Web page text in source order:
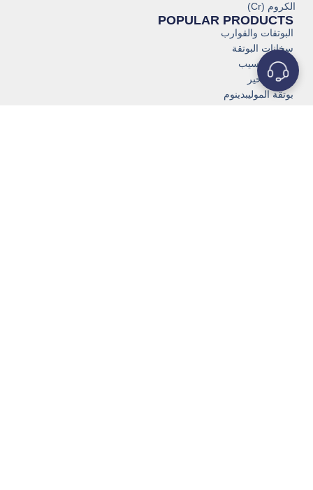
الكروم (Cr)
POPULAR PRODUCTS
البوتقات والقوارب
سخانات البوتقة
مواد الترسيب
مواد التبخير
بوتقة الموليبدينوم